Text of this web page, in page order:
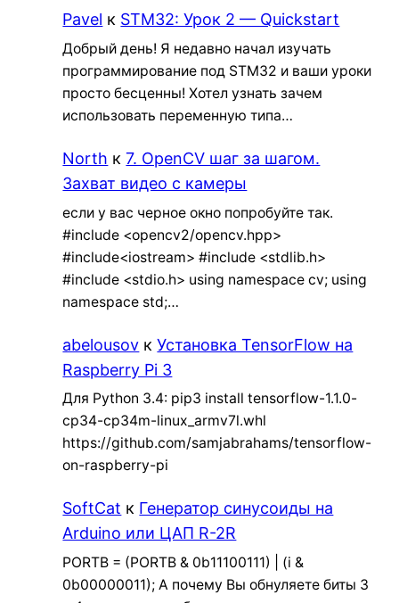
Pavel к STM32: Урок 2 — Quickstart
Добрый день! Я недавно начал изучать
программирование под STM32 и ваши уроки
просто бесценны! Хотел узнать зачем
использовать переменную типа…
North к7. OpenCV шаг за шагом.
Захват видео с камеры
если у вас черное окно попробуйте так.
#include <opencv2/opencv.hpp>
#include<iostream> #include <stdlib.h>
#include <stdio.h> using namespace cv; using
namespace std;…
abelousov кУстановка TensorFlow на
Raspberry Pi 3
Для Python 3.4: pip3 install tensorflow-1.1.0-
cp34-cp34m-linux_armv7l.whl
https://github.com/samjabrahams/tensorflow-
on-raspberry-pi
SoftCat к Генератор синусоиды на
Arduino или ЦАП R-2R
PORTB = (PORTB & 0b11100111) | (i &
0b00000011); А почему Вы обнуляете биты 3